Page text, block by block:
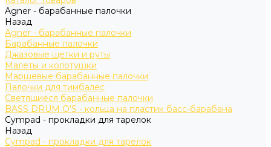
Agner - барабанные палочки
Назад
Agner - барабанные палочки
Барабанные палочки
Джазовые щетки и руты
Малеты и колотушки
Маршевые барабанные палочки
Палочки для тимбалес
Светящиеся барабанные палочки
BASS DRUM O’S - кольца на пластик басс-барабана
Cympad - прокладки для тарелок
Назад
Cympad - прокладки для тарелок